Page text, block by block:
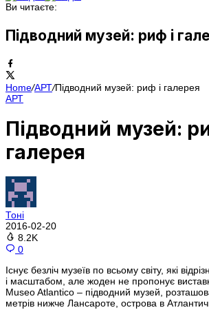
Ви читаєте:
Підводний музей: риф і
Home/АРТ/Підводний музей: риф і галерея
АРТ
Підводний музей:
галерея
Тоні
2016-02-20
8.2K
0
Існує безліч музеїв по всьому світу, які
і масштабом, але жоден не пропонує
Museo Atlantico – підводний музей,
метрів нижче Лансароте, острова в